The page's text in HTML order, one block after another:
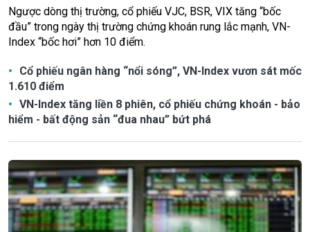
Ngược dòng thị trường, cổ phiếu VJC, BSR, VIX tăng “bốc
đầu” trong ngày thị trường chứng khoán rung lắc mạnh, VN-
Index “bốc hơi” hơn 10 điểm.
Cổ phiếu ngân hàng “nổi sóng”, VN-Index vươn sát mốc
1.610 điểm
VN-Index tăng liền 8 phiên, cổ phiếu chứng khoán - bảo
hiểm - bất động sản “đua nhau” bứt phá